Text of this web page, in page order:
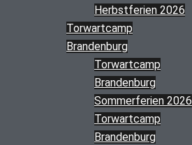
Herbstferien 2026
Torwartcamp
Brandenburg
Torwartcamp
Brandenburg
Sommerferien 2026
Torwartcamp
Brandenburg